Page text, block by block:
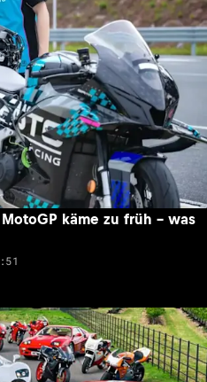
käme zu früh – was